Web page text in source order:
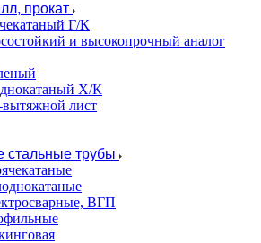
прокат
Г/К
и высокопрочный аналог
Х/К
лист
стальные трубы
ВГП